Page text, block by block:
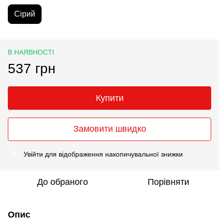
Сірий
В НАЯВНОСТІ
537 грн
Купити
Замовити швидко
Увійти для відображення накопичувальної знижки
До обраного Порівняти
Опис